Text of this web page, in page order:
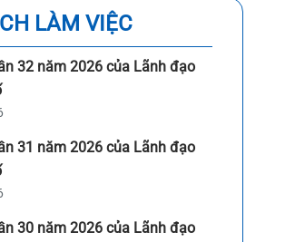
LÀM VIỆC
32 năm 2026 của Lãnh đạo
31 năm 2026 của Lãnh đạo
30 năm 2026 của Lãnh đạo